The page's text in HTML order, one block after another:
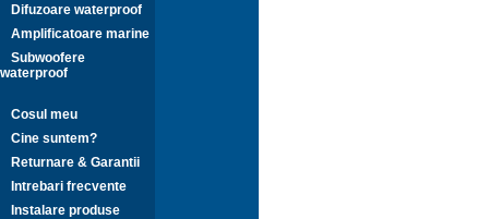
Difuzoare waterproof
Amplificatoare marine
Subwoofere
waterproof
Cosul meu
Cine suntem?
Returnare & Garantii
Intrebari frecvente
Instalare produse